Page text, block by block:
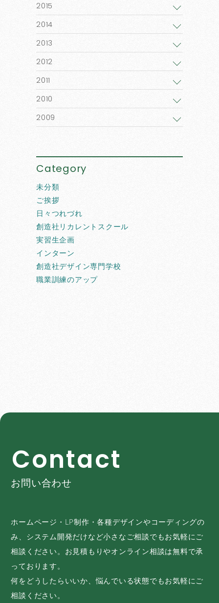
2015
2014
2013
2012
2011
2010
2009
Category
未分類
ご挨拶
日々つれづれ
創造社リカレントスクール
実習生企画
インターン
創造社デザイン専門学校
職業訓練のアップ
Contact
お問い合わせ
ホームページ・LP制作・各種デザインやコーディングの
み、システム開発だけなど小さなご相談でもお気軽にご
相談ください。お見積もりやオンライン相談は無料で承
っております。
何をどうしたらいいか、悩んでいる状態でもお気軽にご
相談ください。